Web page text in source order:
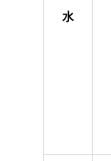
水